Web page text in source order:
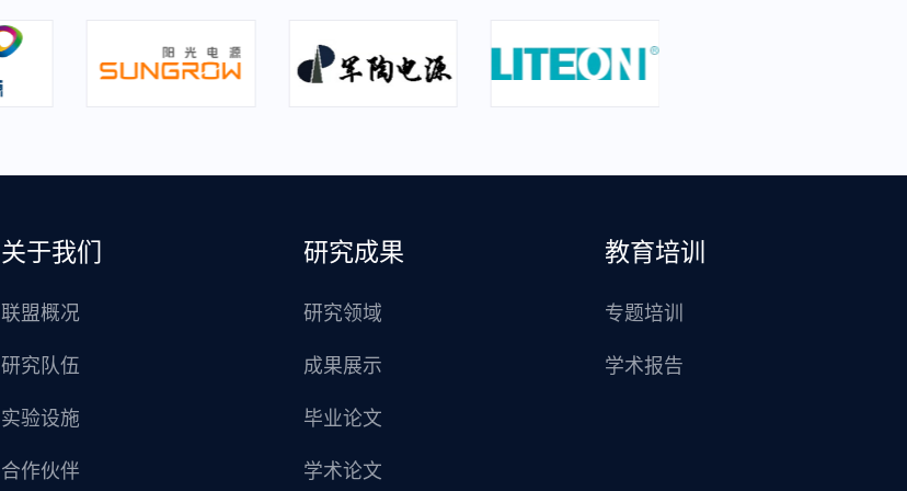
关于我们
联盟概况
研究队伍
实验设施
合作伙伴
研究成果
研究领域
成果展示
毕业论文
学术论文
教育培训
专题培训
学术报告